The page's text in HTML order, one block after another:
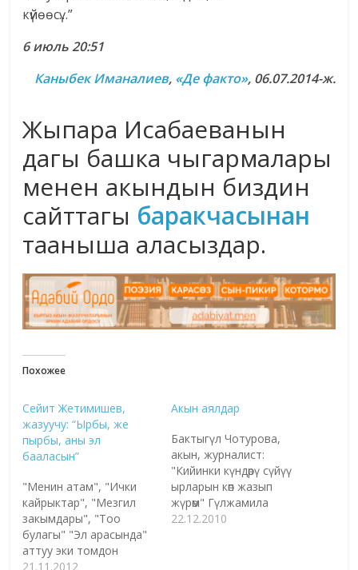
күйөөсү…”
6 июль 20:51
Каныбек Иманалиев, «Де факто», 06.07.2014-ж.
Жыпара Исабаеванын
дагы башка чыгармалары
менен акындын биздин
сайттагы баракчасынан
тааныша аласыздар.
Похожее
Сейит Жетимишев,
жазуучу: “Ырбы, же
пырбы, аны эл
бааласын”
"Менин атам", "Ички
кайрыктар", "Мезгил
закымдары", "Тоо
булагы" "Эл арасында"
аттуу эки томдон
турган эпикалык
21.11.2012
Акын аялдар
Бактыгүл Чотурова,
акын, журналист:
"Кийинки күндөрү сүйүү
ырларын көп жазып
жүрөм" Гүлжамила
Шакирова ,акын,
22.12.2010